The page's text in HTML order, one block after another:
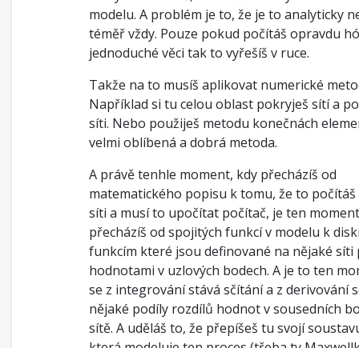
modelu. A problém je to, že je to analyticky
téměř vždy. Pouze pokud počítáš opravdu
jednoduché věci tak to vyřešíš v ruce.
Takže na to musíš aplikovat numerické
Například si tu celou oblast pokryješ sítí a
síti. Nebo použiješ metodu konečnách
velmi oblíbená a dobrá metoda.
A právě tenhle moment, kdy přecházíš od
matematického popisu k tomu, že to počítáš
síti a musí to upočítat počítač, je ten
přecházíš od spojitých funkcí v modelu k
funkcím které jsou definované na nějaké síti
hodnotami v uzlových bodech. A je to ten
se z integrování stává sčítání a z derivování
nějaké podíly rozdílů hodnot v sousedních
sítě. A uděláš to, že přepíšeš tu svojí